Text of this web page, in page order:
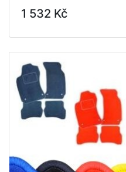
1 532 Kč